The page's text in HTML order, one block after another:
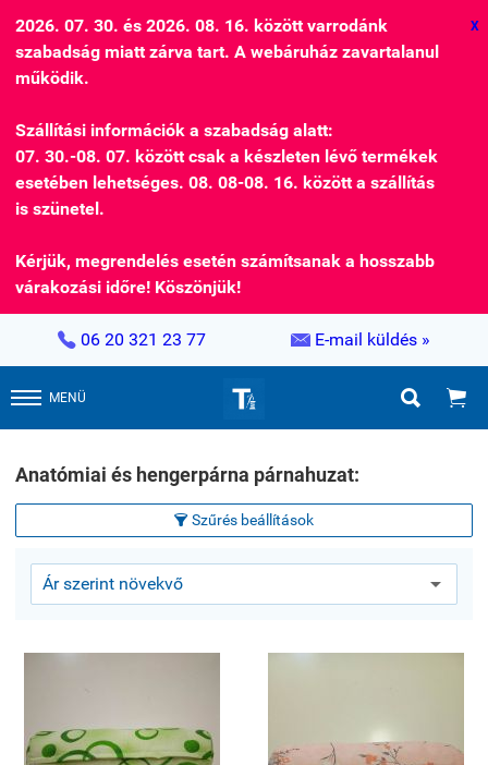
2026. 07. 30. és 2026. 08. 16. között varrodánk
szabadság miatt zárva tart. A webáruház zavartalanul
működik.
Szállítási információk a szabadság alatt:
07. 30.-08. 07. között csak a készleten lévő termékek
esetében lehetséges. 08. 08-08. 16. között a szállítás
is szünetel.
Kérjük, megrendelés esetén számítsanak a hosszabb
várakozási időre! Köszönjük!
X
 06 20 321 23 77  E-mail küldés »
MENÜ  
Anatómiai és hengerpárna párnahuzat:
 Szűrés beállítások